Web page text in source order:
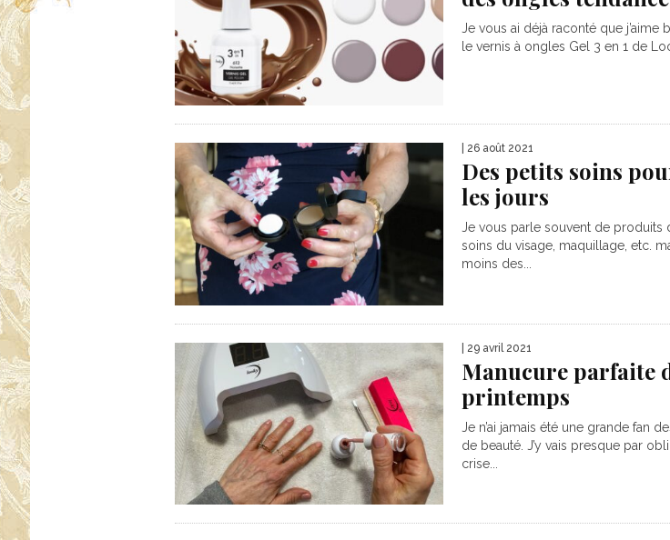
Je vous ai déjà raconté que j’aime
le vernis à ongles Gel 3 en 1 de
| 26 août 2021
Des petits soins
les jours
Je vous parle souvent de produits
soins du visage, maquillage, etc.
moins des...
| 29 avril 2021
Manucure parfaite
printemps
Je n’ai jamais été une grande fan
de beauté. J’y vais presque par
crise...